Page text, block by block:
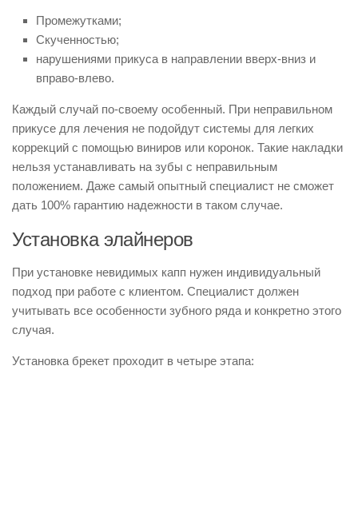
Промежутками;
Скученностью;
нарушениями прикуса в направлении вверх-вниз и
вправо-влево.
Каждый случай по-своему особенный. При неправильном
прикусе для лечения не подойдут системы для легких
коррекций с помощью виниров или коронок. Такие накладки
нельзя устанавливать на зубы с неправильным
положением. Даже самый опытный специалист не сможет
дать 100% гарантию надежности в таком случае.
Установка элайнеров
При установке невидимых капп нужен индивидуальный
подход при работе с клиентом. Специалист должен
учитывать все особенности зубного ряда и конкретно этого
случая.
Установка брекет проходит в четыре этапа: